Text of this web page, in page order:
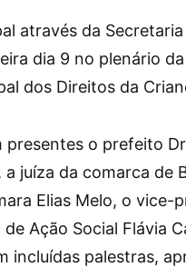
através da
dia 9 no plenário
dos Direitos da
presentes o prefeito
a juíza da comarca de
Elias Melo, o vice-
Ação Social Flávia
incluídas palestras,